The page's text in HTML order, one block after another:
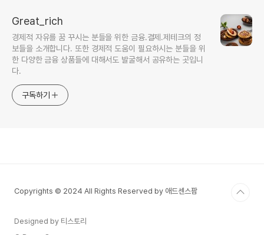
Great_rich
경제적 자유를 꿈 꾸시는 분들을 위한 금융.결제.제테크의 정
보들을 소개합니다. 또한 경제적 도움이 필요하시는 분들을 위
한 다양한 금융 상품들에 대해서도 발굴해서 공유하는 곳입니
다.
구독하기
Copyrights © 2024 All Rights Reserved by 애드센스팜
Designed by 티스토리